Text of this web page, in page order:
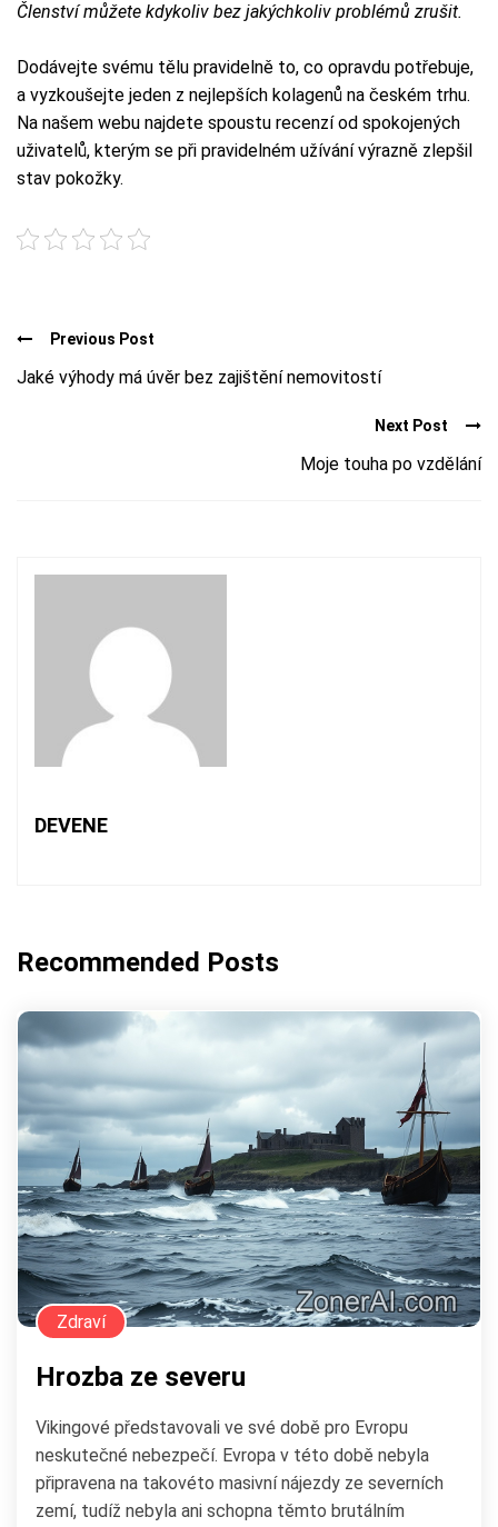
Členství můžete kdykoliv bez jakýchkoliv problémů zrušit.
Dodávejte svému tělu pravidelně to, co opravdu potřebuje,
a vyzkoušejte jeden z nejlepších kolagenů na českém trhu.
Na našem webu najdete spoustu recenzí od spokojených
uživatelů, kterým se při pravidelném užívání výrazně zlepšil
stav pokožky.
Previous Post
Jaké výhody má úvěr bez zajištění nemovitostí
Next Post
Moje touha po vzdělání
DEVENE
Recommended Posts
Zdraví
Hrozba ze severu
Vikingové představovali ve své době pro Evropu
neskutečné nebezpečí. Evropa v této době nebyla
připravena na takovéto masivní nájezdy ze severních
zemí, tudíž nebyla ani schopna těmto brutálním